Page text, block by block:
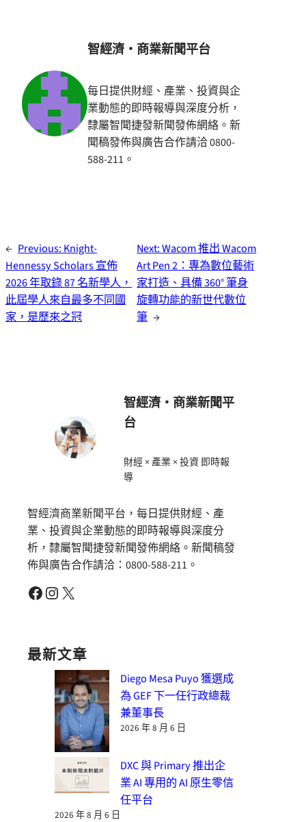
智經濟・商業新聞平台
每日提供財經、產業、投資與企
業動態的即時報導與深度分析，
隸屬智聞捷發新聞發佈網絡。新
聞稿發佈與廣告合作請洽 0800-
588-211。
← Previous: Knight-
Hennessy Scholars 宣佈
2026 年取錄 87 名新學人，
此屆學人來自最多不同國
家，是歷來之冠
Next:Wacom 推出 Wacom
Art Pen 2：專為數位藝術
家打造、具備 360° 筆身
旋轉功能的新世代數位
筆 →
智經濟・商業新聞平
台
財經 × 產業 × 投資 即時報
導
智經濟商業新聞平台，每日提供財經、產
業、投資與企業動態的即時報導與深度分
析，隸屬智聞捷發新聞發佈網絡。新聞稿發
佈與廣告合作請洽：0800-588-211。
Facebook Instagram X
最新文章
Diego Mesa Puyo 獲選成
為 GEF 下一任行政總裁
兼董事長
2026 年 8 月 6 日
DXC 與 Primary 推出企
業 AI 專用的 AI 原生零信
任平台
2026 年 8 月 6 日